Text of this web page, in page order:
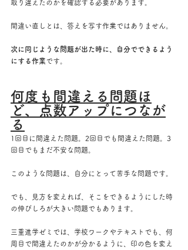
取り違えたのかを確認する必要があります。
間違い直しとは、答えを写す作業ではありません。
次に同じような問題が出た時に、自分でできるよう
にする作業です。
何度も間違える問題ほ
ど、点数アップにつなが
る
1回目に間違えた問題。2回目でも間違えた問題。3
回目でもまだ不安な問題。
このような問題は、自分にとって苦手な問題です。
でも、見方を変えれば、そこをできるようにした時
の伸びしろが大きい問題でもあります。
三重進学ゼミでは、学校ワークやテキストでも、何
周目で間違えたのかが分かるように、印の色を変え